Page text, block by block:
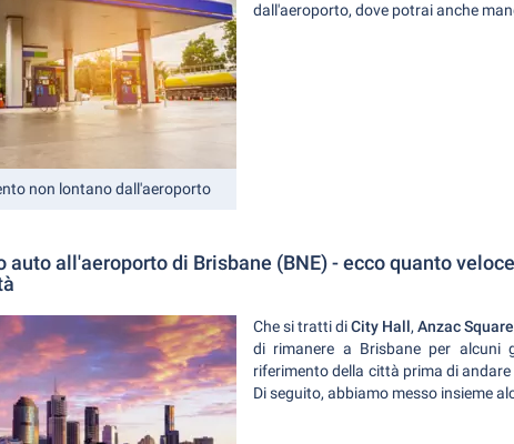
non lontano dall'aeroporto
dall'aeroporto, dove potrai anche
auto all'aeroporto di Brisbane (BNE) - ecco quanto
Che si tratti diCity Hall,Anzac Square
di rimanere a Brisbane per
riferimento della città prima di
Di seguito, abbiamo messo insieme